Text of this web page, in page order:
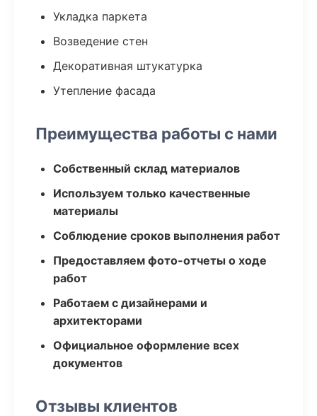
Укладка паркета
Возведение стен
Декоративная штукатурка
Утепление фасада
Преимущества работы с нами
Собственный склад материалов
Используем только качественные
материалы
Соблюдение сроков выполнения работ
Предоставляем фото-отчеты о ходе
работ
Работаем с дизайнерами и
архитекторами
Официальное оформление всех
документов
Отзывы клиентов